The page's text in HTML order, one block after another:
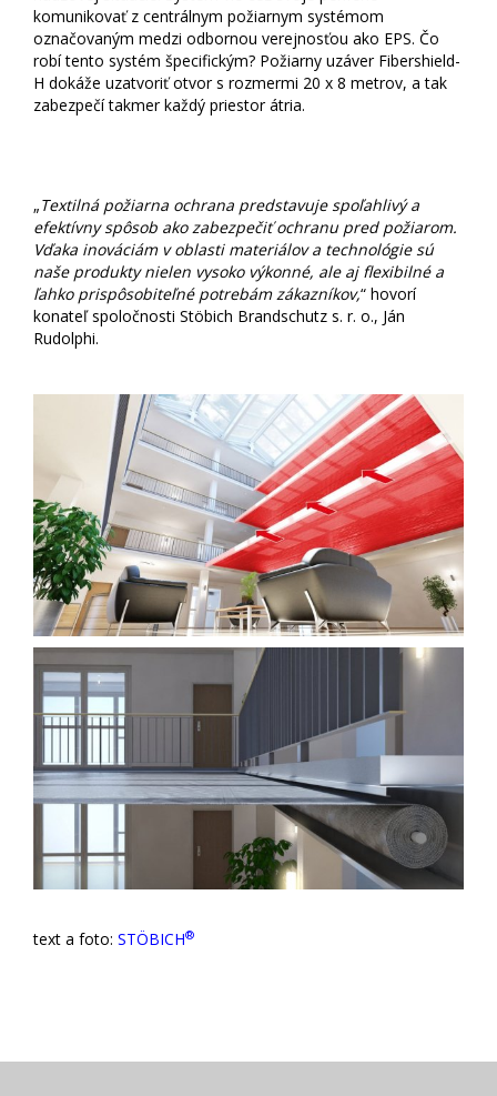
komunikovať z centrálnym požiarnym systémom
označovaným medzi odbornou verejnosťou ako EPS. Čo
robí tento systém špecifickým? Požiarny uzáver Fibershield-
H dokáže uzatvoriť otvor s rozmermi 20 x 8 metrov, a tak
zabezpečí takmer každý priestor átria.
„Textilná požiarna ochrana predstavuje spoľahlivý a
efektívny spôsob ako zabezpečiť ochranu pred požiarom.
Vďaka inováciám v oblasti materiálov a technológie sú
naše produkty nielen vysoko výkonné, ale aj flexibilné a
ľahko prispôsobiteľné potrebám zákazníkov,“ hovorí
konateľ spoločnosti Stöbich Brandschutz s. r. o., Ján
Rudolphi.
text a foto: STÖBICH®